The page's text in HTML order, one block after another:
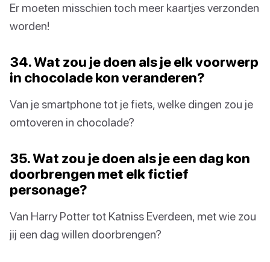
Er moeten misschien toch meer kaartjes verzonden
worden!
34. Wat zou je doen als je elk voorwerp
in chocolade kon veranderen?
Van je smartphone tot je fiets, welke dingen zou je
omtoveren in chocolade?
35. Wat zou je doen als je een dag kon
doorbrengen met elk fictief
personage?
Van Harry Potter tot Katniss Everdeen, met wie zou
jij een dag willen doorbrengen?